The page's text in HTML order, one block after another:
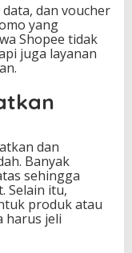
dan voucher
yang
Shopee tidak
juga layanan
dan
Banyak
sehingga
Selain itu,
produk atau
harus jeli